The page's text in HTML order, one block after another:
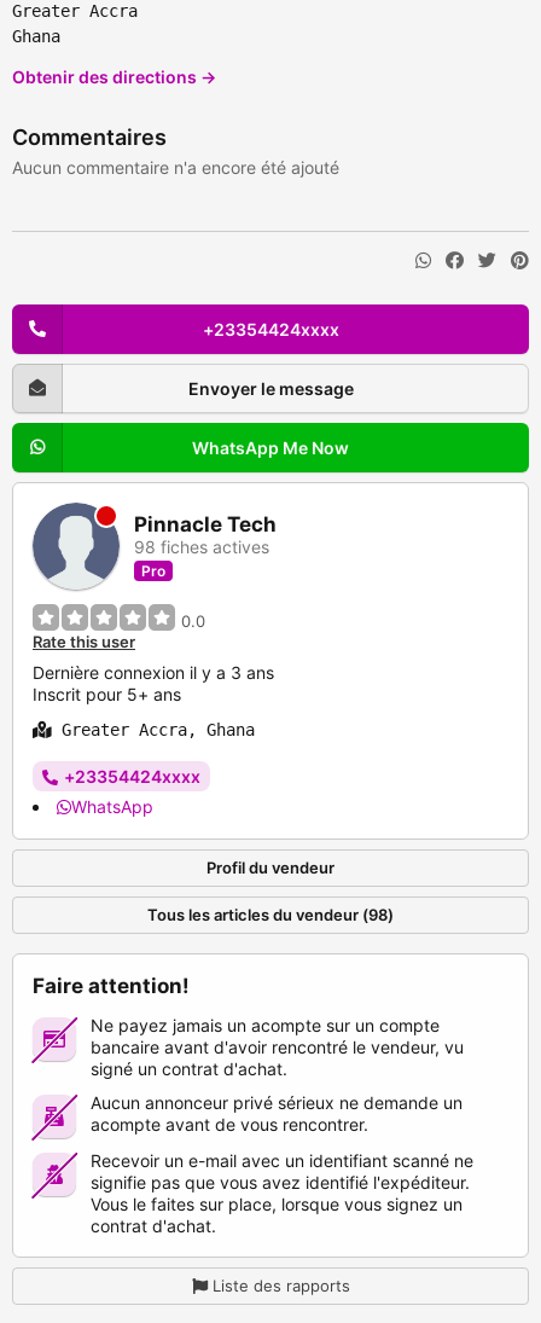
Greater Accra
Ghana
Obtenir des directions →
Commentaires
Aucun commentaire n'a encore été ajouté
+23354424xxxx
Envoyer le message
WhatsApp Me Now
Pinnacle Tech
98 fiches actives
Pro
0.0
Rate this user
Dernière connexion il y a 3 ans
Inscrit pour 5+ ans
Greater Accra, Ghana
+23354424xxxx
WhatsApp
Profil du vendeur
Tous les articles du vendeur (98)
Faire attention!
Ne payez jamais un acompte sur un compte
bancaire avant d'avoir rencontré le vendeur, vu
signé un contrat d'achat.
Aucun annonceur privé sérieux ne demande un
acompte avant de vous rencontrer.
Recevoir un e-mail avec un identifiant scanné ne
signifie pas que vous avez identifié l'expéditeur.
Vous le faites sur place, lorsque vous signez un
contrat d'achat.
Liste des rapports